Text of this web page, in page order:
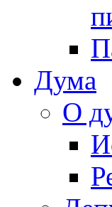
Дума
О